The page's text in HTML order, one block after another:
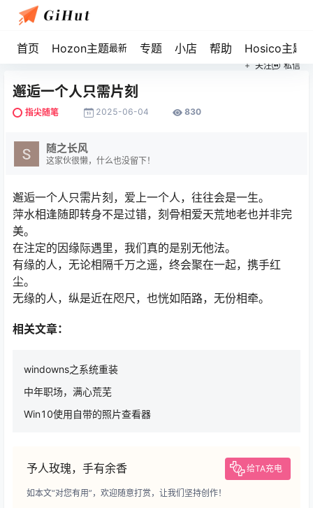
首页 Hozon主题最新 专题 小店 帮助 Hosico主题
邂逅一个人只需片刻
指尖随笔 2025-06-04 830
随之长风
这家伙很懒，什么也没留下！
关注 私信
邂逅一个人只需片刻，爱上一个人，往往会是一生。
萍水相逢随即转身不是过错，刻骨相爱天荒地老也并非完
美。
在注定的因缘际遇里，我们真的是别无他法。
有缘的人，无论相隔千万之遥，终会聚在一起，携手红
尘。
无缘的人，纵是近在咫尺，也恍如陌路，无份相牵。
相关文章：
windowns之系统重装
中年职场，满心荒芜
Win10使用自带的照片查看器
予人玫瑰，手有余香 给TA充电
如本文“对您有用”，欢迎随意打赏，让我们坚持创作！